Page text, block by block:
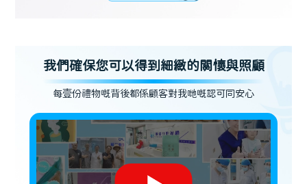
我們確保您可以得到細緻的關懷與照顧
每壹份禮物嘅背後都係顧客對我哋嘅認可同安心